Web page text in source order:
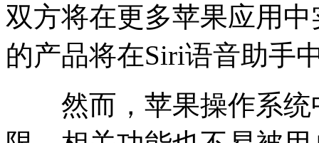
双方将在更多苹果应用
的产品将在Siri语音助手
然而，苹果操作系统